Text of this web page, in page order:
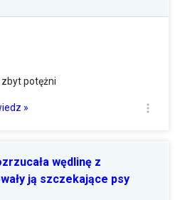
zbyt potężni
»
wędlinę z
ją szczekające psy